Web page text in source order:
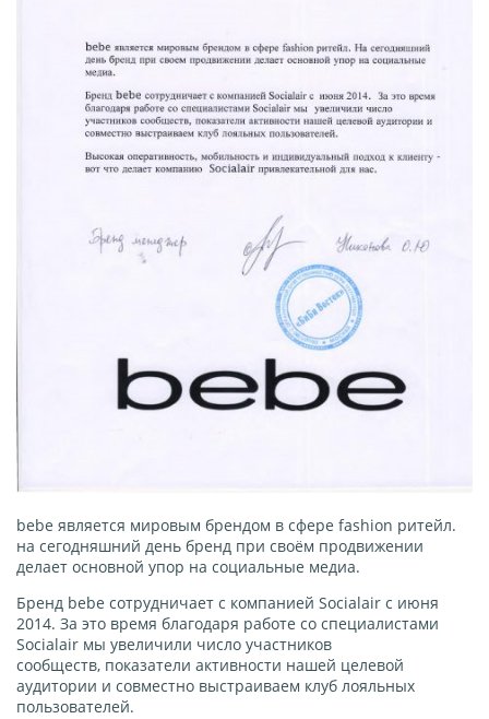
bebe является мировым брендом в сфере fashion ритейл.
на сегодняшний день бренд при своём продвижении
делает основной упор на социальные медиа.
Бренд bebe сотрудничает с компанией Socialair с июня
2014. За это время благодаря работе со специалистами
Socialair мы увеличили число участников
сообществ, показатели активности нашей целевой
аудитории и совместно выстраиваем клуб лояльных
пользователей.